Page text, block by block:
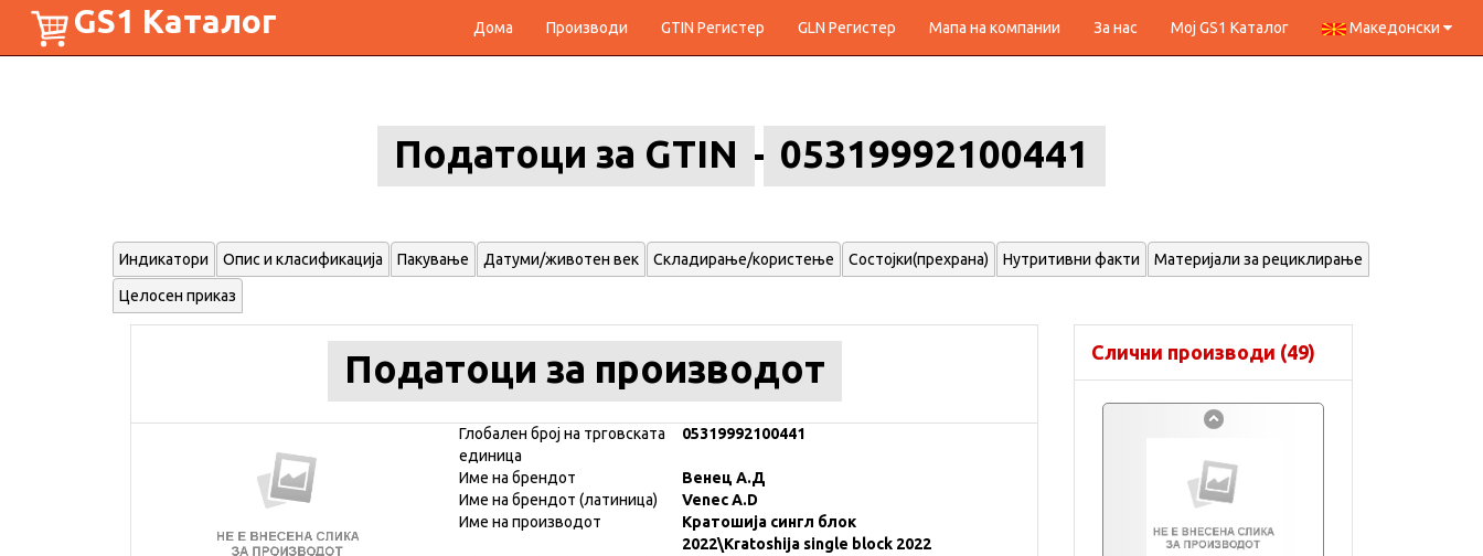
GS1 Каталог Дома Производи GTIN Регистер GLN Регистер Мапа на компании За нас Мој GS1 Каталог Македонски
Податоци за GTIN 05319992100441
Индикатори Опис и класификација Пакување Датуми/животен век Складирање/користење Состојки(прехрана) Нутритивни факти Материјали за рециклирање
Целосен приказ
Податоци за производот
Глобален број на трговската
единица
05319992100441
Име на брендот
Венец А.Д
Име на брендот (латиница)
Venec A.D
Име на производот
Кратошија сингл блок
2022\Kratoshija single block 2022
Слични производи (49)